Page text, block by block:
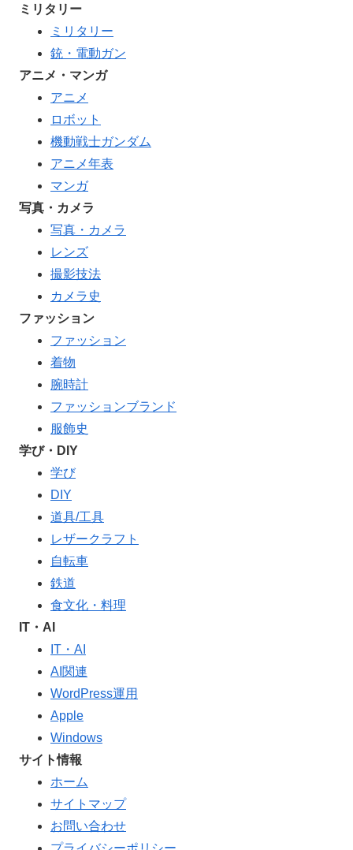
ミリタリー
ミリタリー
銃・電動ガン
アニメ・マンガ
アニメ
ロボット
機動戦士ガンダム
アニメ年表
マンガ
写真・カメラ
写真・カメラ
レンズ
撮影技法
カメラ史
ファッション
ファッション
着物
腕時計
ファッションブランド
服飾史
学び・DIY
学び
DIY
道具/工具
レザークラフト
自転車
鉄道
食文化・料理
IT・AI
IT・AI
AI関連
WordPress運用
Apple
Windows
サイト情報
ホーム
サイトマップ
お問い合わせ